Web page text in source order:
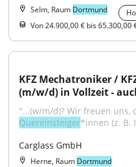
Selm, Raum Dortmund
Von 24.900,00 € bis 65.300,00
KFZ Mechatroniker /
(m/w/d) in Vollzeit -
Quereinsteiger*innen (z. B.
Carglass GmbH
Herne, Raum Dortmund